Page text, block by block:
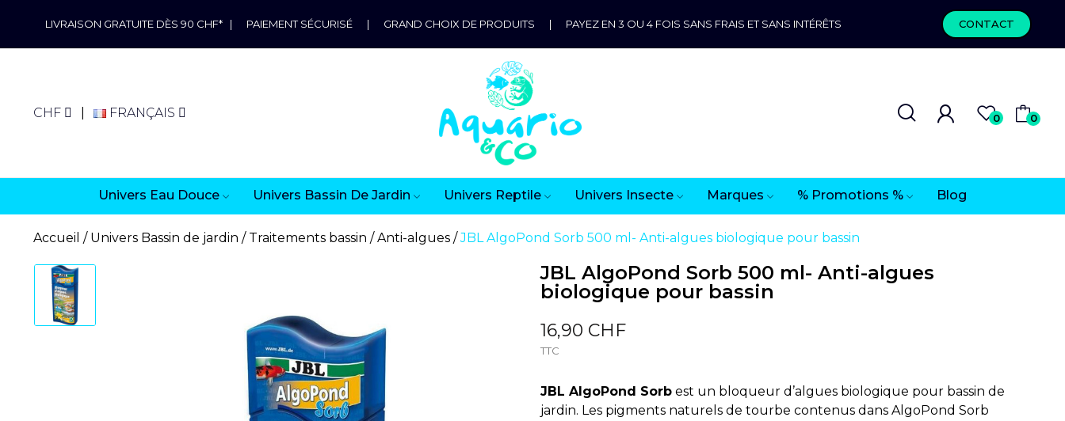
LIVRAISON GRATUITE DÈS 90 CHF* | PAIEMENT SÉCURISÉ | GRAND CHOIX DE PRODUITS | PAYEZ EN 3 OU 4 FOIS SANS FRAIS ET SANS INTÉRÊTS CONTACT
CHF FRANÇAIS 0 0
Univers Eau Douce Univers Bassin De Jardin Univers Reptile Univers Insecte Marques % Promotions % Blog
Accueil Univers Bassin de jardin Traitements bassin Anti-algues JBL AlgoPond Sorb 500 ml- Anti-algues biologique pour bassin
JBL AlgoPond Sorb 500 ml- Anti-algues
biologique pour bassin
16,90 CHF
TTC
JBL AlgoPond Sorb est un bloqueur d’algues biologique pour bassin de
jardin. Les pigments naturels de tourbe contenus dans AlgoPond Sorb